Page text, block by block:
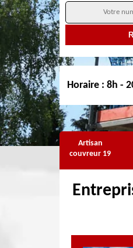
Horaire : 8h -
Artisan
couvreur 19